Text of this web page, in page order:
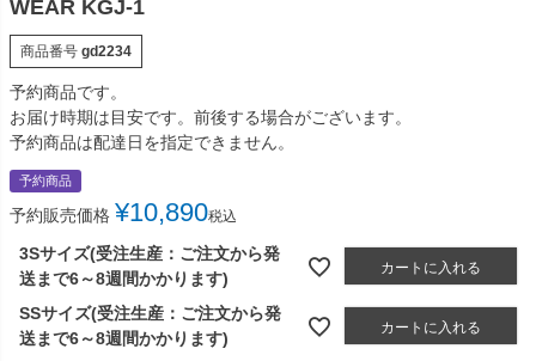
WEAR KGJ-1
商品番号 gd2234
予約商品です。
お届け時期は目安です。前後する場合がございます。
予約商品は配達日を指定できません。
予約商品
予約販売価格 ¥10,890税込
3Sサイズ(受注生産：ご注文から発
送まで6～8週間かかります)
カートに入れる
SSサイズ(受注生産：ご注文から発
送まで6～8週間かかります)
カートに入れる